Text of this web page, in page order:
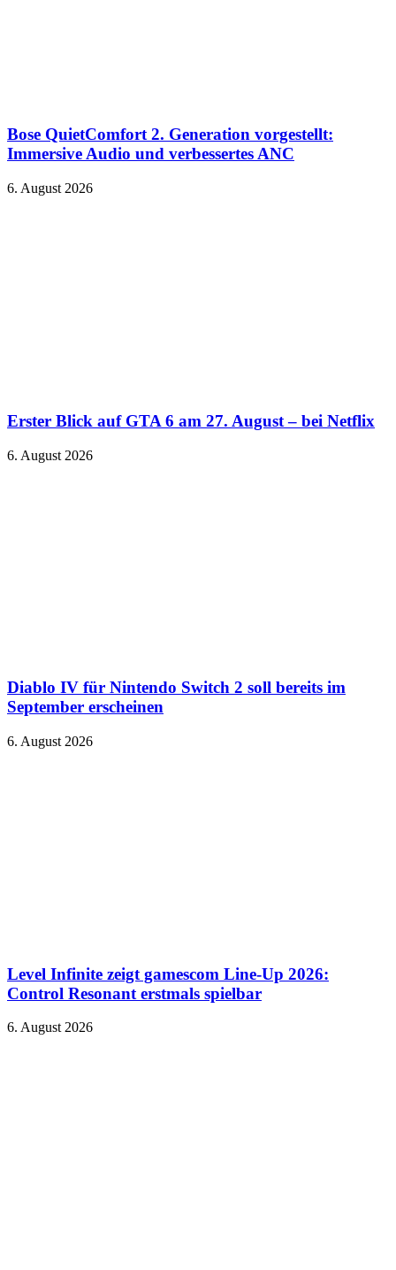
Bose QuietComfort 2. Generation vorgestellt:
Immersive Audio und verbessertes ANC
6. August 2026
Erster Blick auf GTA 6 am 27. August – bei Netflix
6. August 2026
Diablo IV für Nintendo Switch 2 soll bereits im
September erscheinen
6. August 2026
Level Infinite zeigt gamescom Line-Up 2026:
Control Resonant erstmals spielbar
6. August 2026